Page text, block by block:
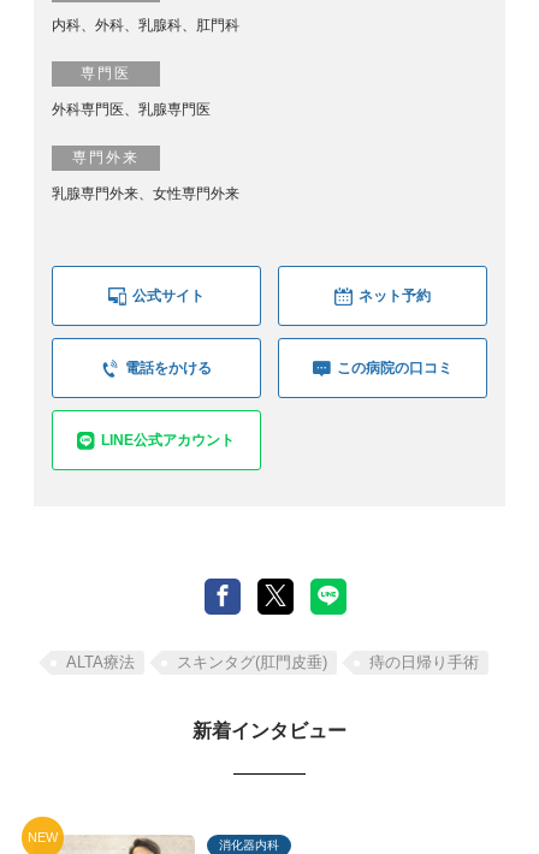
内科、外科、乳腺科、肛門科
専門医
外科専門医、乳腺専門医
専門外来
乳腺専門外来、女性専門外来
公式サイト ネット予約
電話をかける この病院の口コミ
LINE公式アカウント
ALTA療法 スキンタグ(肛門皮垂) 痔の日帰り手術
新着インタビュー
NEW
消化器内科